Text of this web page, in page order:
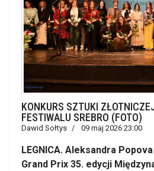
KONKURS SZTUKI
FESTIWALU SREBRO (FOTO)
Dawid Sołtys 09 maj 2026 23:00
LEGNICA. Aleksandra
Grand Prix 35. edycji